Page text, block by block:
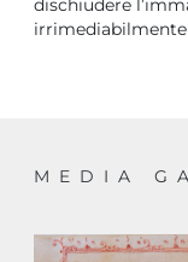
MEDIA